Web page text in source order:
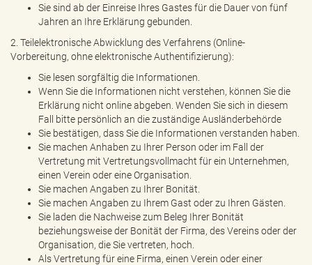
Sie sind ab der Einreise Ihres Gastes für die Dauer von fünf
Jahren an Ihre Erklärung gebunden.
2. Teilelektronische Abwicklung des Verfahrens (Online-
Vorbereitung, ohne elektronische Authentifizierung):
Sie lesen sorgfältig die Informationen.
Wenn Sie die Informationen nicht verstehen, können Sie die
Erklärung nicht online abgeben. Wenden Sie sich in diesem
Fall bitte persönlich an die zuständige Ausländerbehörde
Sie bestätigen, dass Sie die Informationen verstanden haben.
Sie machen Anhaben zu Ihrer Person oder im Fall der
Vertretung mit Vertretungsvollmacht für ein Unternehmen,
einen Verein oder eine Organisation.
Sie machen Angaben zu Ihrer Bonität.
Sie machen Angaben zu Ihrem Gast oder zu Ihren Gästen.
Sie laden die Nachweise zum Beleg Ihrer Bonität
beziehungsweise der Bonität der Firma, des Vereins oder der
Organisation, die Sie vertreten, hoch.
Als Vertretung für eine Firma, einen Verein oder einer